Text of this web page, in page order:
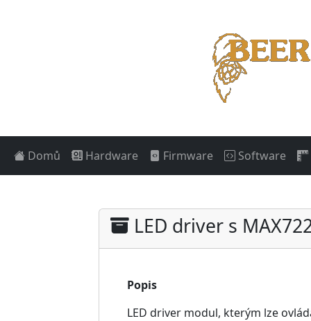
Domů Hardware Firmware Software
LED driver s
Popis
LED driver modul, kterým lze